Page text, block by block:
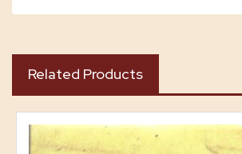
Related Products